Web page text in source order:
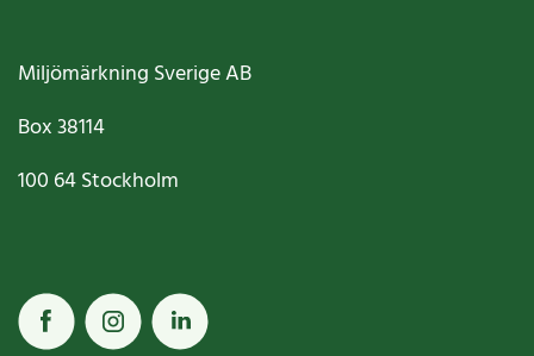
Miljömärkning Sverige AB
Box38114
100 64Stockholm